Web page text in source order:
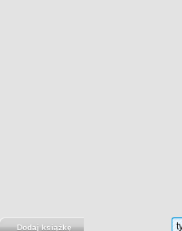
Dodaj książkę